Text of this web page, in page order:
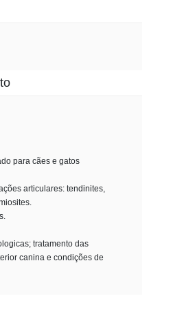
para cães e gatos
articulares: tendinites,
tratamento das
canina e condições de